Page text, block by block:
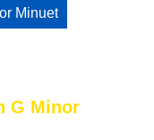
Minuet
G Minor